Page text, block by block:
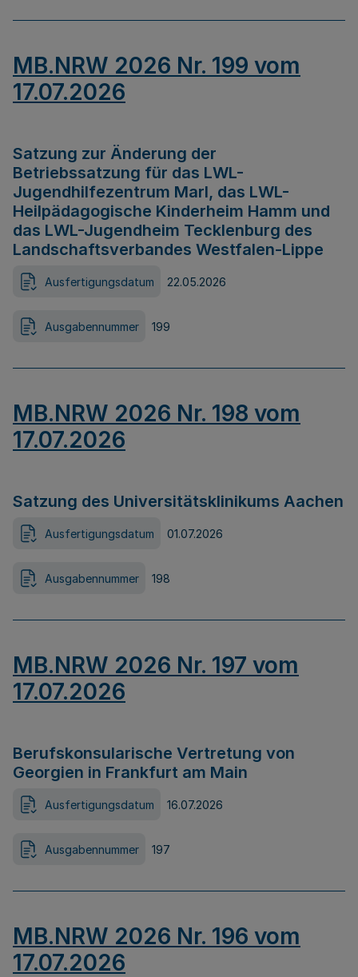
MB.NRW 2026 Nr. 199 vom
17.07.2026
Satzung zur Änderung der
Betriebssatzung für das LWL-
Jugendhilfezentrum Marl, das LWL-
Heilpädagogische Kinderheim Hamm und
das LWL-Jugendheim Tecklenburg des
Landschaftsverbandes Westfalen-Lippe
Ausfertigungsdatum 22.05.2026
Ausgabennummer 199
MB.NRW 2026 Nr. 198 vom
17.07.2026
Satzung des Universitätsklinikums Aachen
Ausfertigungsdatum 01.07.2026
Ausgabennummer 198
MB.NRW 2026 Nr. 197 vom
17.07.2026
Berufskonsularische Vertretung von
Georgien in Frankfurt am Main
Ausfertigungsdatum 16.07.2026
Ausgabennummer 197
MB.NRW 2026 Nr. 196 vom
17.07.2026